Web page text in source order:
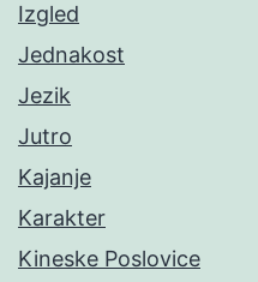
Izgled
Jednakost
Jezik
Jutro
Kajanje
Karakter
Kineske Poslovice